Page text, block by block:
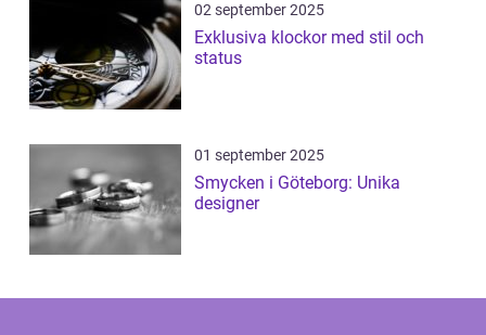
02 september 2025
Exklusiva klockor med stil och
status
01 september 2025
Smycken i Göteborg: Unika
designer